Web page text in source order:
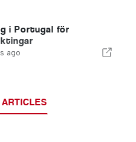
i Portugal för
ago